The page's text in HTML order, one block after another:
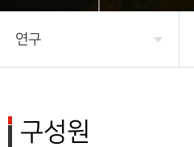
연구
연구
구성원